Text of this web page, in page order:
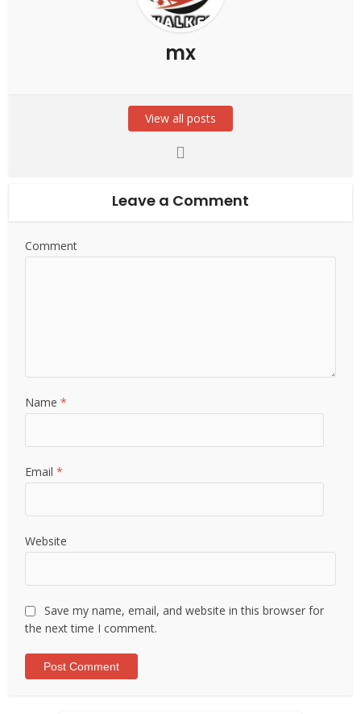
mx
View all posts
Leave a Comment
Comment
Name*
Email*
Website
Save my name, email, and website in this browser for
the next time I comment.